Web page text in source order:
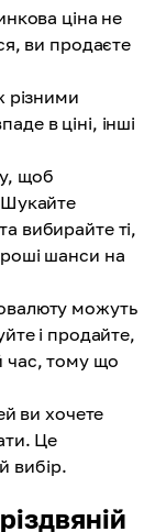
ціна не
ви продаєте
різними
в ціні, інші
щоб
Шукайте
вибирайте ті,
шанси на
можуть
і продайте,
час, тому що
ви хочете
Це
вибір.